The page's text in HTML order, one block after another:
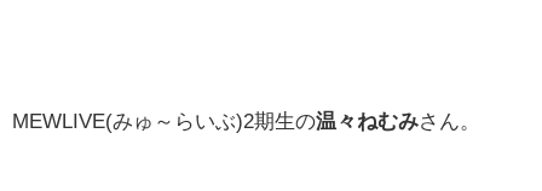
MEWLIVE(みゅ～らいぶ)2期生の温々ねむみさん。